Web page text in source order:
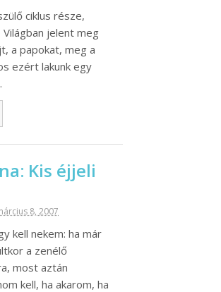
ciklus része,
jelent meg
a papokat, meg a
ezért lakunk egy
Kis éjjeli
8, 2007
kell nekem: ha már
a zenélő
most aztán
kell, ha akarom, ha